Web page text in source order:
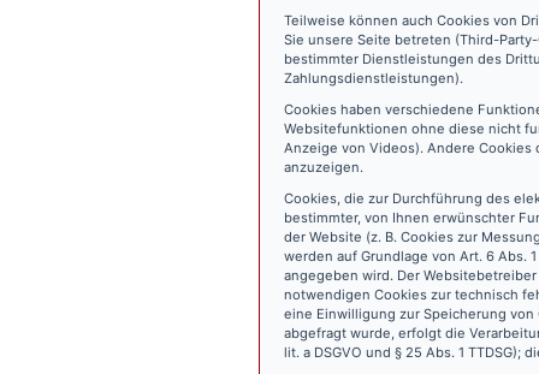
Teilweise können auch Cookies von
Sie unsere Seite betreten (Third-
bestimmter Dienstleistungen des
Zahlungsdienstleistungen).
Cookies haben verschiedene
Websitefunktionen ohne diese nicht
Anzeige von Videos). Andere
anzuzeigen.
Cookies, die zur Durchführung des
bestimmter, von Ihnen erwünschter
der Website (z. B. Cookies zur
werden auf Grundlage von Art. 6 Abs.
angegeben wird. Der
notwendigen Cookies zur technisch
eine Einwilligung zur Speicherung
abgefragt wurde, erfolgt die
lit. a DSGVO und § 25 Abs. 1